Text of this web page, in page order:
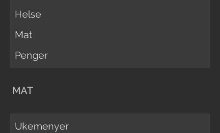
Helse
Mat
Penger
MAT
Ukemenyer